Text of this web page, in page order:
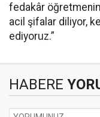
fedakâr
acil şifalar diliyor,
ediyoruz.”
HABERE